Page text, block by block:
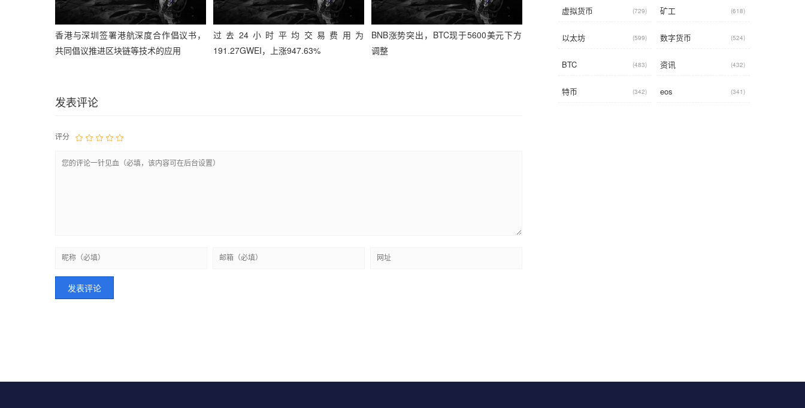
香港与深圳签署港航深度合作倡议书，
共同倡议推进区块链等技术的应用
过去24小时平均交易费用为
191.27GWEI，上涨947.63%
BNB涨势突出，BTC现于5600美元下方
调整
发表评论
评分
虚拟货币 (729) 矿工 (618)
以太坊 (599) 数字货币 (524)
BTC (483) 资讯 (432)
特币 (342) eos (341)